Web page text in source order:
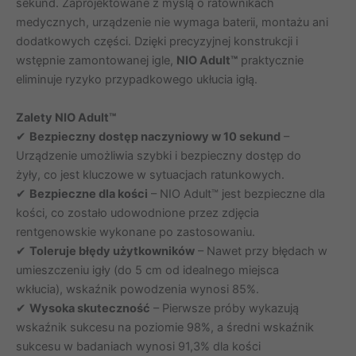
sekund. Zaprojektowane z myślą o ratownikach
medycznych, urządzenie nie wymaga baterii, montażu ani
dodatkowych części. Dzięki precyzyjnej konstrukcji i
wstępnie zamontowanej igle, NIO Adult™ praktycznie
eliminuje ryzyko przypadkowego ukłucia igłą.
Zalety NIO Adult™
✔ Bezpieczny dostęp naczyniowy w 10 sekund –
Urządzenie umożliwia szybki i bezpieczny dostęp do
żyły, co jest kluczowe w sytuacjach ratunkowych.
✔ Bezpieczne dla kości – NIO Adult™ jest bezpieczne dla
kości, co zostało udowodnione przez zdjęcia
rentgenowskie wykonane po zastosowaniu.
✔ Toleruje błędy użytkowników – Nawet przy błędach w
umieszczeniu igły (do 5 cm od idealnego miejsca
wkłucia), wskaźnik powodzenia wynosi 85%.
✔ Wysoka skuteczność – Pierwsze próby wykazują
wskaźnik sukcesu na poziomie 98%, a średni wskaźnik
sukcesu w badaniach wynosi 91,3% dla kości